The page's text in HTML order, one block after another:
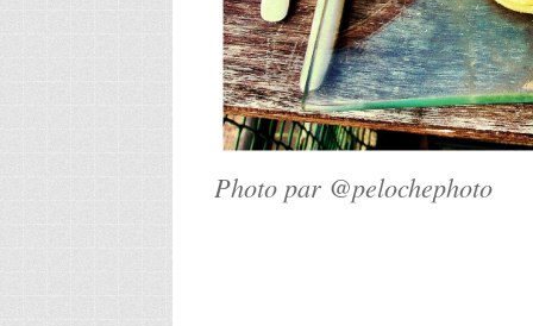
Photo par @pelochephoto